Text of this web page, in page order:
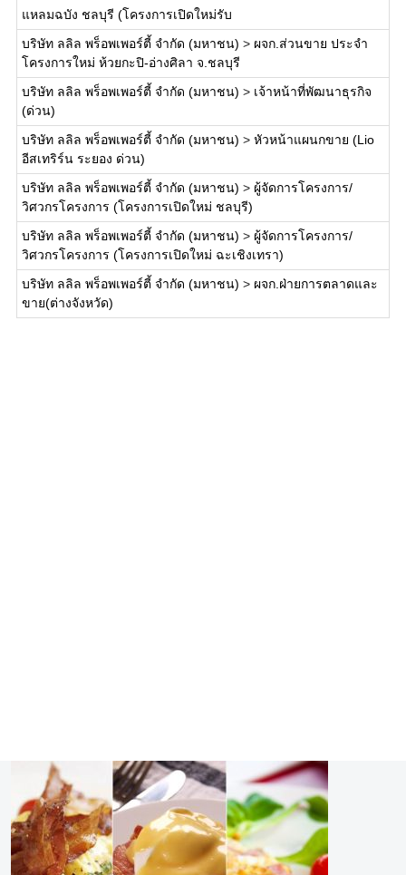
แหลมฉบัง ชลบุรี (โครงการเปิดใหม่รับ
บริษัท ลลิล พร็อพเพอร์ตี้ จำกัด (มหาชน) > ผจก.ส่วนขาย ประจำ
โครงการใหม่ ห้วยกะปิ-อ่างศิลา จ.ชลบุรี
บริษัท ลลิล พร็อพเพอร์ตี้ จำกัด (มหาชน) > เจ้าหน้าที่พัฒนาธุรกิจ
(ด่วน)
บริษัท ลลิล พร็อพเพอร์ตี้ จำกัด (มหาชน) > หัวหน้าแผนกขาย (Lio
อีสเทริร์น ระยอง ด่วน)
บริษัท ลลิล พร็อพเพอร์ตี้ จำกัด (มหาชน) > ผู้จัดการโครงการ/
วิศวกรโครงการ (โครงการเปิดใหม่ ชลบุรี)
บริษัท ลลิล พร็อพเพอร์ตี้ จำกัด (มหาชน) > ผู้จัดการโครงการ/
วิศวกรโครงการ (โครงการเปิดใหม่ ฉะเชิงเทรา)
บริษัท ลลิล พร็อพเพอร์ตี้ จำกัด (มหาชน) > ผจก.ฝ่ายการตลาดและ
ขาย(ต่างจังหวัด)